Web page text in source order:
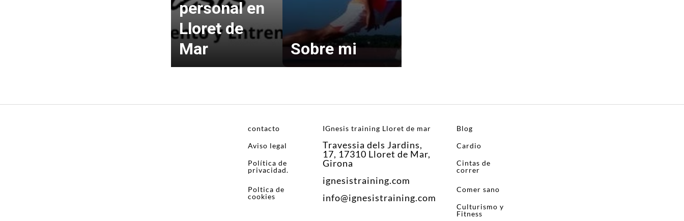
personal en
Lloret de
Mar
Sobre mi
contacto
Aviso legal
Política de
privacidad.
Poltica de
cookies
IGnesis training Lloret de mar
Travessia dels Jardins,
17, 17310 Lloret de Mar,
Girona
ignesistraining.com
info@ignesistraining.com
Blog
Cardio
Cintas de
correr
Comer sano
Culturismo y
Fitness